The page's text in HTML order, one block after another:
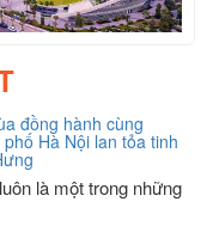
đồng hành cùng
Hà Nội lan tỏa tinh
là một trong những